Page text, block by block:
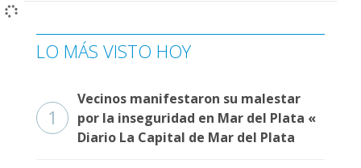
LO MÁS VISTO HOY
1
Vecinos manifestaron su malestar
por la inseguridad en Mar del Plata «
Diario La Capital de Mar del Plata